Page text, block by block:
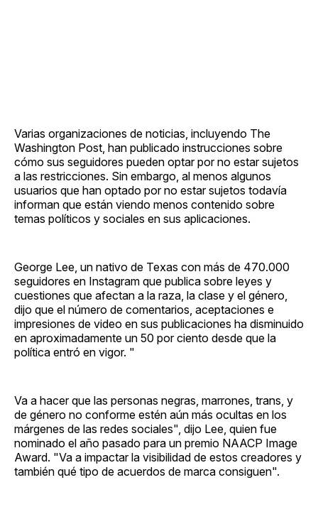
Varias organizaciones de noticias, incluyendo The
Washington Post, han publicado instrucciones sobre
cómo sus seguidores pueden optar por no estar sujetos
a las restricciones. Sin embargo, al menos algunos
usuarios que han optado por no estar sujetos todavía
informan que están viendo menos contenido sobre
temas políticos y sociales en sus aplicaciones.
George Lee, un nativo de Texas con más de 470.000
seguidores en Instagram que publica sobre leyes y
cuestiones que afectan a la raza, la clase y el género,
dijo que el número de comentarios, aceptaciones e
impresiones de video en sus publicaciones ha disminuido
en aproximadamente un 50 por ciento desde que la
política entró en vigor. "
Va a hacer que las personas negras, marrones, trans, y
de género no conforme estén aún más ocultas en los
márgenes de las redes sociales", dijo Lee, quien fue
nominado el año pasado para un premio NAACP Image
Award. "Va a impactar la visibilidad de estos creadores y
también qué tipo de acuerdos de marca consiguen".